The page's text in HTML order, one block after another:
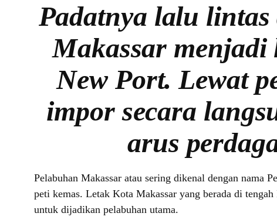
Padatnya lalu
Makassar
New Port. Lewat
impor secara
arus
Pelabuhan Makassar atau sering dikenal dengan nama
peti kemas. Letak Kota Makassar yang berada di
untuk dijadikan pelabuhan utama.